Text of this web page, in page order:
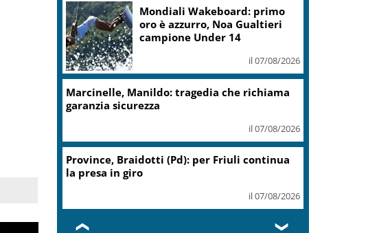
Mondiali Wakeboard: primo
oro è azzurro, Noa Gualtieri
campione Under 14
il 07/08/2026
Marcinelle, Manildo: tragedia che richiama
garanzia sicurezza
il 07/08/2026
Province, Braidotti (Pd): per Friuli continua
la presa in giro
il 07/08/2026
❮ ❯